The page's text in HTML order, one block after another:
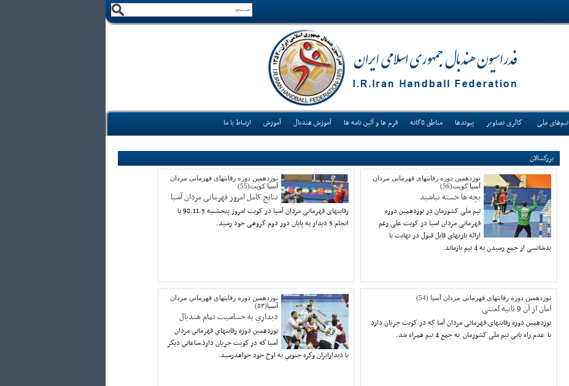
تیم‌های ملی گالری تصاویر پیوندها مناطق 8گانه فرم ها و آئین نامه ها آموزش هندبال آموزش ارتباط با ما
بزرگسالان
نوزدهمین دوره رقابتهای قهرمانی مردان
آسیا کویت(56)
بچه ها خسته نباشید
تیم ملی کشورمان در نوزدهمین دوره
قهرمانی مردان اسیا در کویت علی رغم
ارائه بازیهای قابل قبول در نهایت با
بدشانسی از جمع رسیدن به 4 تیم بازماند.
نوزدهمین دوره رقابتهای قهرمانی مردان
آسیا کویت(55)
نتایج کامل امروز قهرمانی مردان آسیا
رقابتهای قهرمانی مردان آسیا در کویت امروز پنجشنبه 98.11.3 با
انجام 5 دیدار به پایان دور دوم گروهی خود رسید.
نوزدهمین دوره رقابتهای قهرمانی مردان آسیا (54)
امان از آن 9 ثانیه لعنتی
نوزدهمین دوره رقابتهای قهرمانی مردان آسا که در کویت جریان دارد
با عدم راه یابی تیم ملی کشورمان به جمع 4 تیم همراه شد.
نوزدهمين دوره رقابتهاي قهرماني مردان
آسيا(٥٣)
ديداري به حساسيت تمام هندبال
نوزدهمين دوره رقابتهاي قهرماني مردان
آسيا كه در كويت جريان دارد،ساعاتي ديگر
با ديدارايران وكره جنوبي به اوج خود خواهدرسيد.